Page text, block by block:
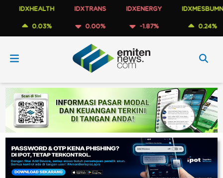
IDXHEALTH
0.03%
IDXTRANS
0.00%
IDXENERGY
-1.87%
IDXMESBUMN
0.24%